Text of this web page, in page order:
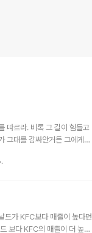
따르라. 비록 그 길이 힘들고
그대를 감싸안거든 그에게
게 말할 때는 그 말을 신뢰하
드가 KFC보다 매출이 높다던
보다 KFC의 매출이 더 높다